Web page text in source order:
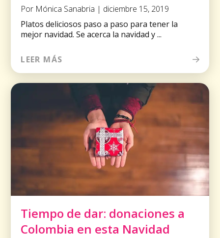
Por Mónica Sanabria | diciembre 15, 2019
Platos deliciosos paso a paso para tener la
mejor navidad. Se acerca la navidad y ...
LEER MÁS
Tiempo de dar: donaciones a
Colombia en esta Navidad